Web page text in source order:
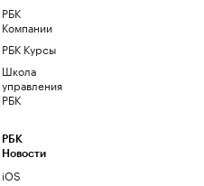
РБК
Компании
РБК Курсы
Школа
управления
РБК
РБК
Новости
iOS